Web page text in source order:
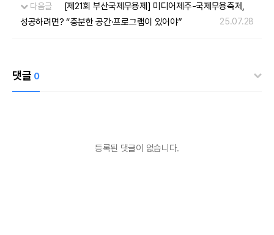
다음글
[제21회 부산국제무용제] 미디어제주-국제무용축제,
성공하려면? “충분한 공간·프로그램이 있어야”
25.07.28
댓글 0
등록된 댓글이 없습니다.